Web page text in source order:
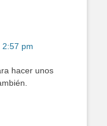
pm
hacer unos